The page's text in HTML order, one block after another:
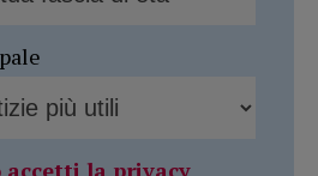
accetti la privacy